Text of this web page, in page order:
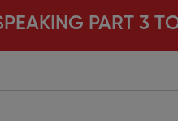
PART 3